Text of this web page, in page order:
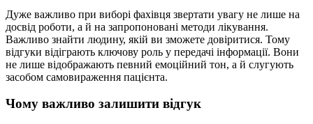
Дуже важливо при виборі фахівця звертати увагу не лише на
досвід роботи, а й на запропоновані методи лікування.
Важливо знайти людину, якій ви зможете довіритися. Тому
відгуки відіграють ключову роль у передачі інформації. Вони
не лише відображають певний емоційний тон, а й слугують
засобом самовираження пацієнта.
Чому важливо залишити відгук